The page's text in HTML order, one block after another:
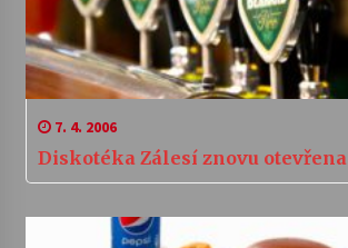
7. 4. 2006
Diskotéka Zálesí znovu otevřena